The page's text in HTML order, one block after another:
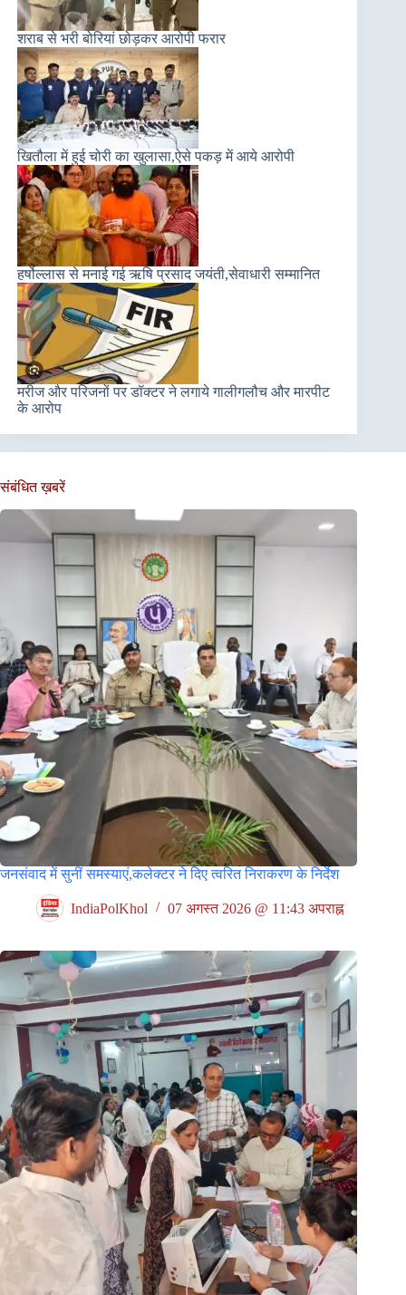
शराब से भरी बोरियां छोड़कर आरोपी फरार
खितौला में हुई चोरी का खुलासा,ऐसे पकड़ में आये आरोपी
हर्षोल्लास से मनाई गई ऋषि प्रसाद जयंती,सेवाधारी सम्मानित
मरीज और परिजनों पर डॉक्टर ने लगाये गालीगलौच और मारपीट
के आरोप
संबंधित ख़बरें
जनसंवाद में सुनीं समस्याएं,कलेक्टर ने दिए त्वरित निराकरण के निर्देश
IndiaPolKhol 07 अगस्त 2026 @ 11:43 अपराह्न